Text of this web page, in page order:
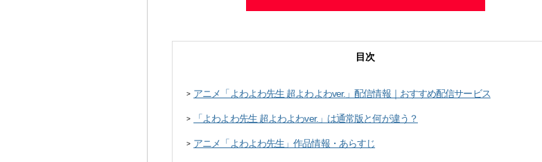
目次
> アニメ「よわよわ先生 超よわよわver.」配信情報｜おすすめ配信サービス
> 「よわよわ先生 超よわよわver.」は通常版と何が違う？
> アニメ「よわよわ先生」作品情報・あらすじ